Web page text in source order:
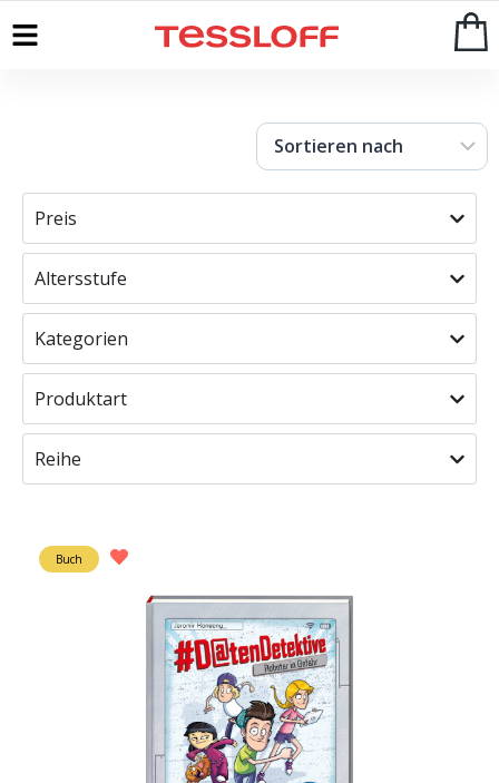
Start
Preis
Altersstufe
Kategorien
Produktart
Reihe
Buch